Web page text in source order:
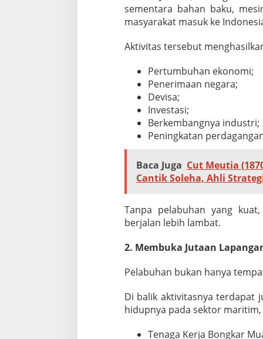
sementara bahan baku,
masyarakat masuk ke
Aktivitas tersebut
Pertumbuhan ekonomi;
Penerimaan negara;
Devisa;
Investasi;
Berkembangnya industri;
Peningkatan
Baca Juga Cut Meutia
Cantik Soleha, Ahli
Tanpa pelabuhan yang
berjalan lebih lambat.
2. Membuka Jutaan
Pelabuhan bukan hanya
Di balik aktivitasnya terdapat
hidupnya pada sektor
Tenaga Kerja Bongkar